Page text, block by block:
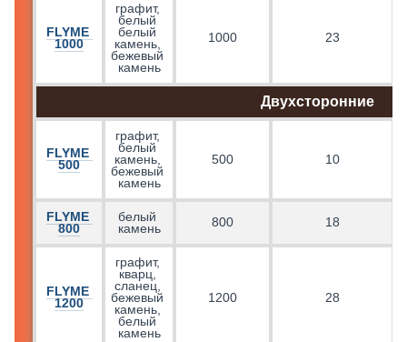
FLYME
1000
графит,
белый
белый
камень,
бежевый
камень
1000 23
Двухсторонние
FLYME
500
графит,
белый
камень,
бежевый
камень
500 10
FLYME
800
белый
камень
800 18
FLYME
1200
графит,
кварц,
сланец,
бежевый
камень,
белый
камень
1200 28